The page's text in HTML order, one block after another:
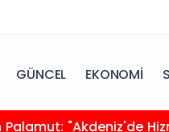
GÜNCEL EKONOMİ